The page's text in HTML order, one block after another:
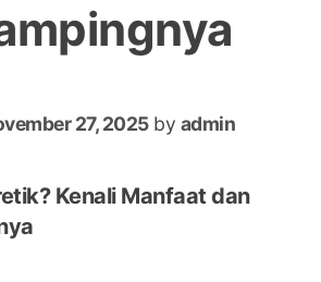
27, 2025by admin
Kenali Manfaat dan